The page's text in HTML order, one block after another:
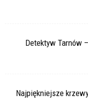
Detektyw Tarnów
Najpiękniejsze